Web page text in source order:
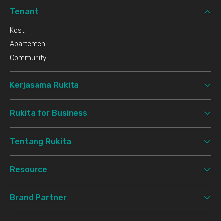
Tenant
Kost
Apartemen
Community
Kerjasama Rukita
Rukita for Business
Tentang Rukita
Resource
Brand Partner